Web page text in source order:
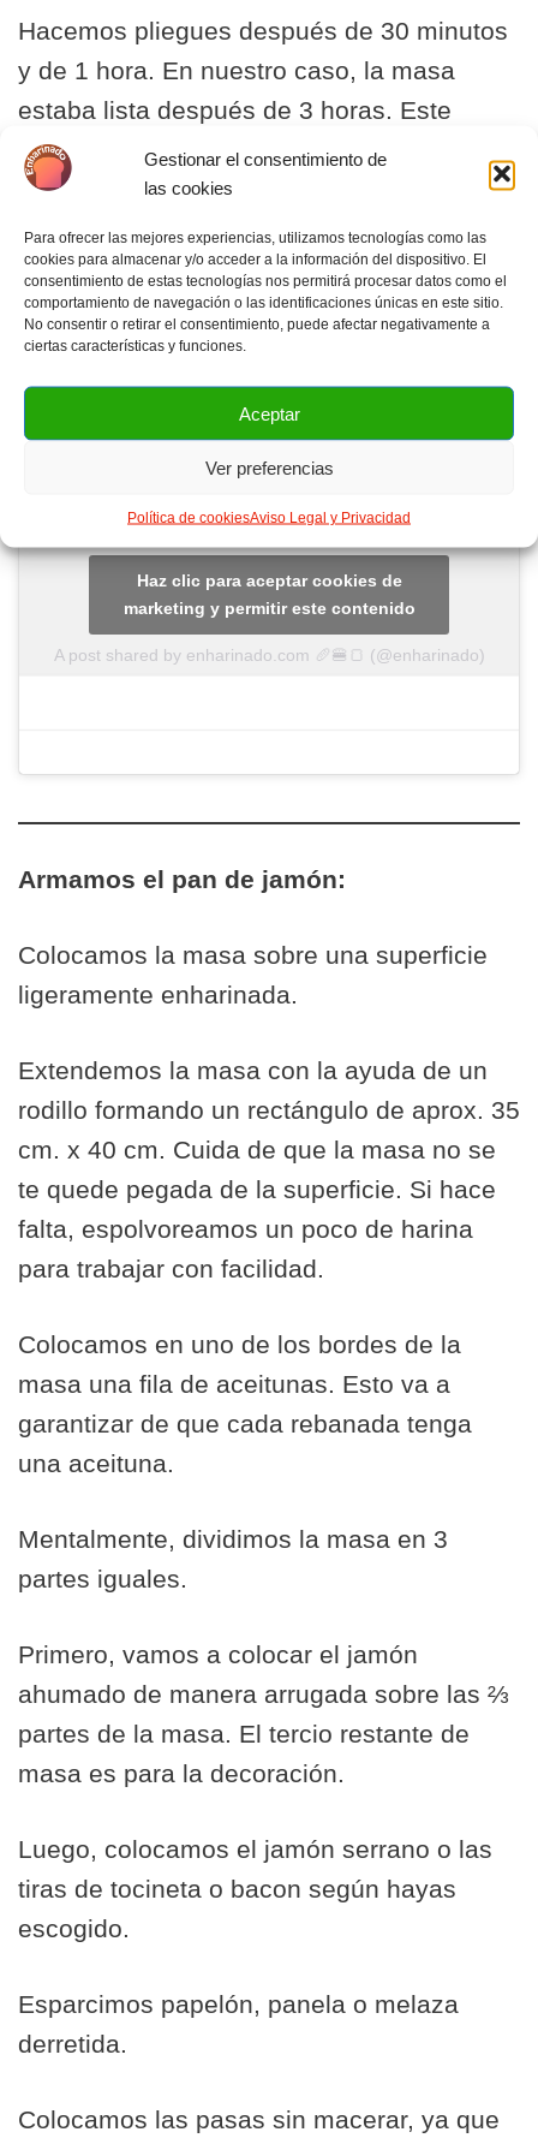
Gestionar el consentimiento de
las cookies
Para ofrecer las mejores experiencias, utilizamos tecnologías como las
cookies para almacenar y/o acceder a la información del dispositivo. El
consentimiento de estas tecnologías nos permitirá procesar datos como el
comportamiento de navegación o las identificaciones únicas en este sitio.
No consentir o retirar el consentimiento, puede afectar negativamente a
ciertas características y funciones.
Aceptar
Ver preferencias
Política de cookiesAviso Legal y Privacidad
Hacemos pliegues después de 30 minutos
y de 1 hora. En nuestro caso, la masa
estaba lista después de 3 horas. Este
tiempo puede variar según lo potente que
esté tu masa madre, si le añades levadura
de panadería o no y también depende de la
temperatura del ambiente que tengas en
casa.
A post shared by enharinado.com 🥖🍔🍞 (@enharinado)
Haz clic para aceptar cookies de
marketing y permitir este contenido
Armamos el pan de jamón:
Colocamos la masa sobre una superficie
ligeramente enharinada.
Extendemos la masa con la ayuda de un
rodillo formando un rectángulo de aprox. 35
cm. x 40 cm. Cuida de que la masa no se
te quede pegada de la superficie. Si hace
falta, espolvoreamos un poco de harina
para trabajar con facilidad.
Colocamos en uno de los bordes de la
masa una fila de aceitunas. Esto va a
garantizar de que cada rebanada tenga
una aceituna.
Mentalmente, dividimos la masa en 3
partes iguales.
Primero, vamos a colocar el jamón
ahumado de manera arrugada sobre las ⅔
partes de la masa. El tercio restante de
masa es para la decoración.
Luego, colocamos el jamón serrano o las
tiras de tocineta o bacon según hayas
escogido.
Esparcimos papelón, panela o melaza
derretida.
Colocamos las pasas sin macerar, ya que